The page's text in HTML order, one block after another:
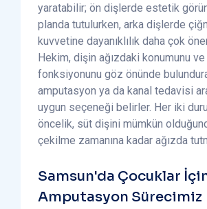
yaratabilir; ön dişlerde estetik
planda tutulurken, arka dişlerde
kuvvetine dayanıklılık daha çok
Hekim, dişin ağızdaki konumunu ve
fonksiyonunu göz önünde
amputasyon ya da kanal tedavisi
uygun seçeneği belirler. Her iki
öncelik, süt dişini mümkün
çekilme zamanına kadar ağızda
Samsun'da Çocuklar İçin
Amputasyon Sürecimiz